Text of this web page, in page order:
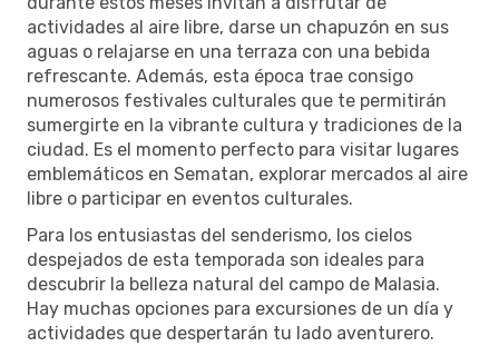
actividades al aire libre, darse un chapuzón en sus
aguas o relajarse en una terraza con una bebida
refrescante. Además, esta época trae consigo
numerosos festivales culturales que te permitirán
sumergirte en la vibrante cultura y tradiciones de la
ciudad. Es el momento perfecto para visitar lugares
emblemáticos en Sematan, explorar mercados al aire
libre o participar en eventos culturales.
Para los entusiastas del senderismo, los cielos
despejados de esta temporada son ideales para
descubrir la belleza natural del campo de Malasia.
Hay muchas opciones para excursiones de un día y
actividades que despertarán tu lado aventurero.